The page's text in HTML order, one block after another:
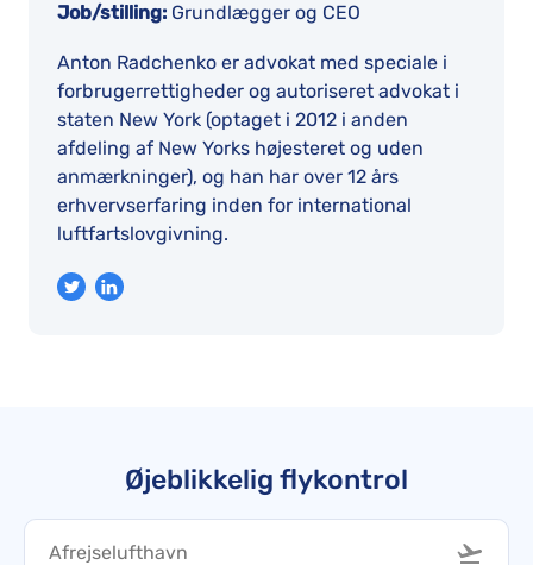
Job/stilling: Grundlægger og CEO
Anton Radchenko er advokat med speciale i
forbrugerrettigheder og autoriseret advokat i
staten New York (optaget i 2012 i anden
afdeling af New Yorks højesteret og uden
anmærkninger), og han har over 12 års
erhvervserfaring inden for international
luftfartslovgivning.
Øjeblikkelig flykontrol